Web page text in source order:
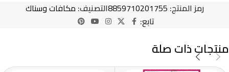
رمز المنتج: 8859710201755التصنيف: مكافات وسناك
تابع:
منتجات ذات صلة